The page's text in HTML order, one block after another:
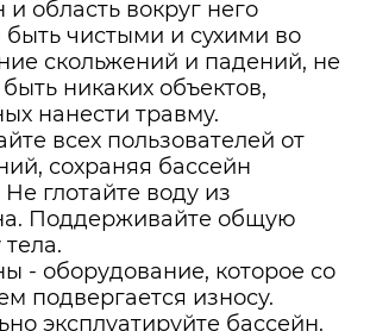
и область вокруг него
чистыми и сухими во
скольжений и падений, не
никаких объектов,
нанести травму.
всех пользователей от
сохраняя бассейн
глотайте воду из
Поддерживайте общую
- оборудование, которое со
подвергается износу.
эксплуатируйте бассейн.